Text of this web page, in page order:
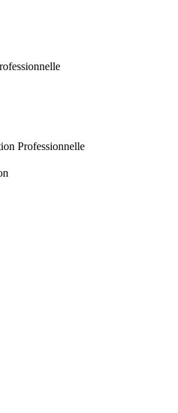
Professionnelle